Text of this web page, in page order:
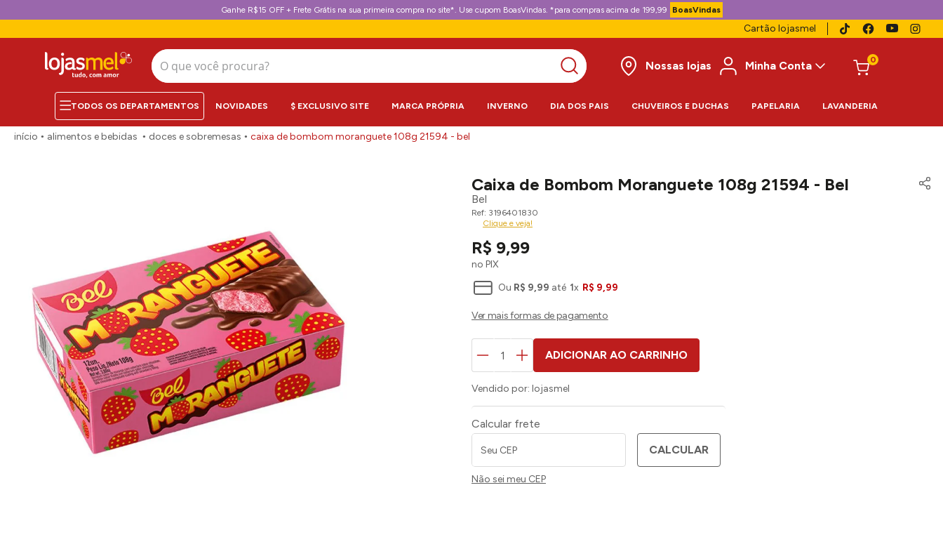
Ganhe R$15 OFF + Frete Grátis na sua primeira compra no site*. Use cupom BoasVindas. *para compras acima de 199,99 BoasVindas
Cartão lojasmel
O que você procura?
Nossas lojas
Minha Conta 0
NOVIDADES $ EXCLUSIVO SITE MARCA PRÓPRIA INVERNO DIA DOS PAIS CHUVEIROS E DUCHAS PAPELARIA LAVANDERIA
alimentos e bebidas doces e sobremesas caixa de bombom moranguete 108g 21594 - bel
Caixa de Bombom Moranguete 108g 21594 - Bel
Bel
3196401830
Clique e veja!
R$ 9,99
no PIX
Ou R$ 9,99 até 1x R$ 9,99
ADICIONAR AO CARRINHO
Vendido por: lojasmel
Calcular frete
CALCULAR
Não sei meu CEP